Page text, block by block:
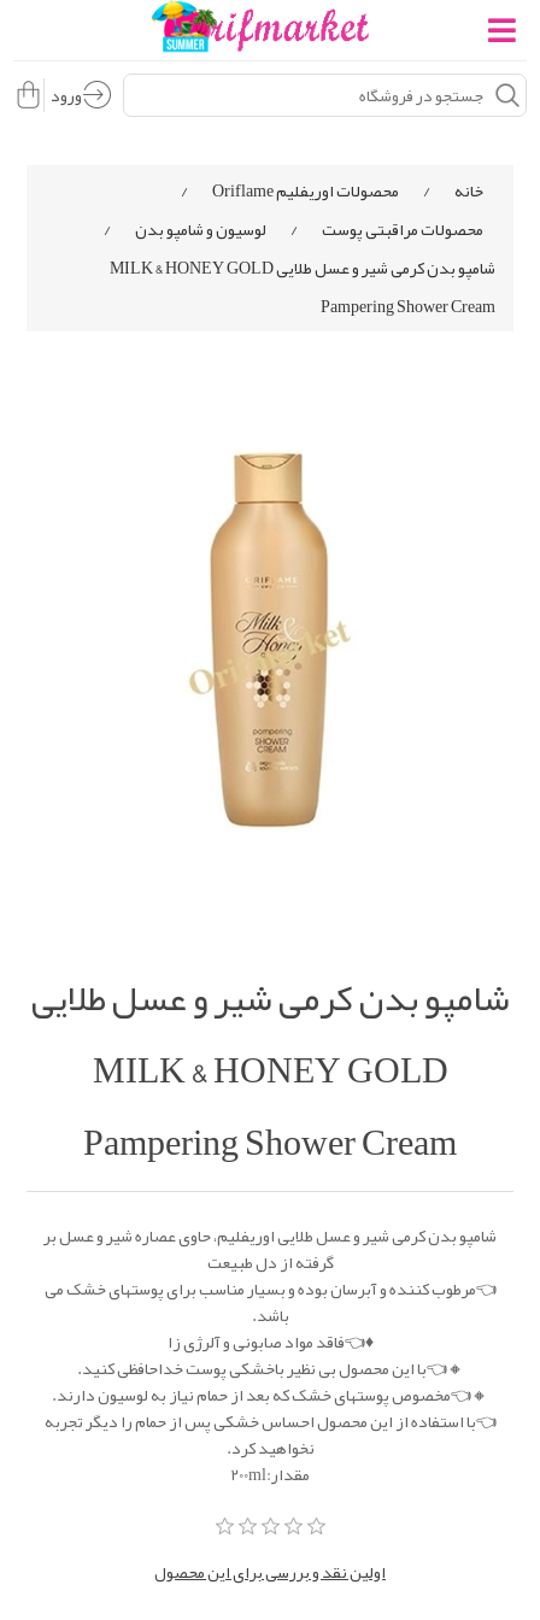
ورود
خانه / محصولات اوریفلیم Oriflame
/
محصولات مراقبتی پوست
/ لوسیون و شامپو بدن
/
شامپو بدن کرمی شیر و عسل طلایی MILK & HONEY GOLD
Pampering Shower Cream
شامپو بدن کرمی شیر و عسل طلایی
MILK & HONEY GOLD
Pampering Shower Cream
شامپو بدن کرمی شیر و عسل طلایی اوریفلیم، حاوی عصاره شیر و عسل بر
گرفته از دل طبیعت
👈مرطوب کننده و آبرسان بوده و بسیار مناسب برای پوستهای خشک می
باشد.
♦️👈فاقد مواد صابونی و آلرژی زا
🔸👈با این محصول بی نظیر باخشکی پوست خداحافظی کنید.
🔸👈مخصوص پوستهای خشک که بعد از حمام نیاز به لوسیون دارند.
👈با استفاده از این محصول احساس خشکی پس از حمام را دیگر تجربه
نخواهید کرد.
مقدار:‌200ml
اولین نقد و بررسی برای این محصول